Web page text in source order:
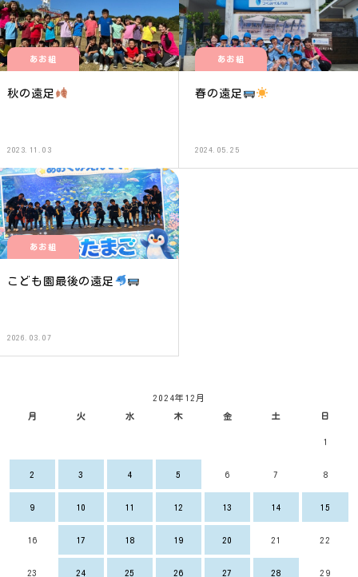
あお組
秋の遠足
2023.11.03
あお組
春の遠足
2024.05.25
あお組
こども園最後の遠足
2026.03.07
2024年12月
月 火 水 木 金 土 日
1
2 3 4 5 6 7 8
9 10 11 12 13 14 15
16 17 18 19 20 21 22
23 24 25 26 27 28 29